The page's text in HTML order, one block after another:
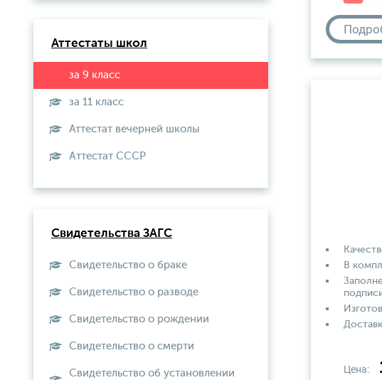
В
Цена:
Аттестаты школ
за 11 класс
Аттестат вечерней школы
Aттестат СССР
Свидетельства ЗАГС
Свидетельство о браке
Свидетельство о разводе
Свидетельство о рождении
Свидетельство о смерти
Свидетельство об установлении